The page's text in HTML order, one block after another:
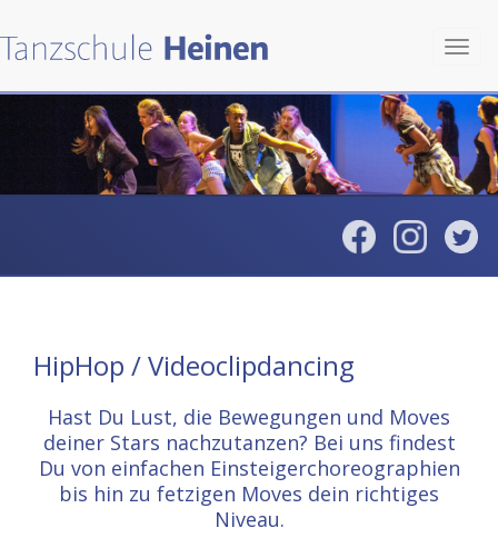
HipHop / Videoclipdancing
Hast Du Lust, die Bewegungen und Moves
deiner Stars nachzutanzen? Bei uns findest
Du von einfachen Einsteigerchoreographien
bis hin zu fetzigen Moves dein richtiges
Niveau.